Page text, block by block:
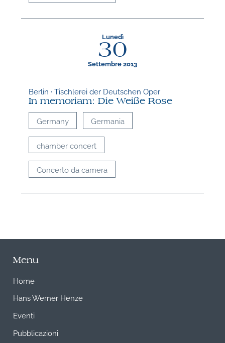
Lunedì
30
Settembre 2013
Berlin · Tischlerei der Deutschen Oper
In memoriam: Die Weiße Rose
Germany Germania
chamber concert
Concerto da camera
Menu
Home
Hans Werner Henze
Eventi
Pubblicazioni